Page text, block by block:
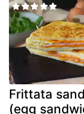
Frittata
(egg